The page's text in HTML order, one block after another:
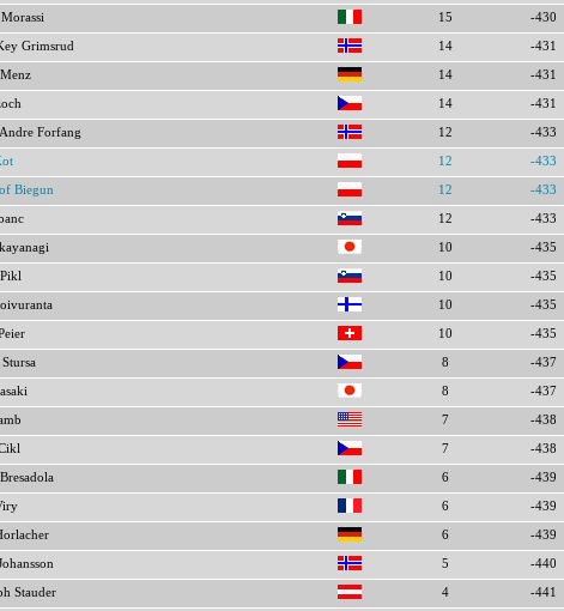
15 -430
Grimsrud 14 -431
14 -431
14 -431
Forfang 12 -433
12 -433
Biegun 12 -433
12 -433
10 -435
10 -435
10 -435
10 -435
8 -437
8 -437
7 -438
7 -438
6 -439
6 -439
6 -439
5 -440
Stauder 4 -441